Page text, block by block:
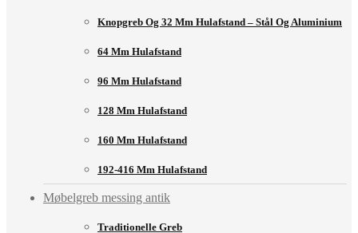
Knopgreb Og 32 Mm Hulafstand – Stål Og Aluminium
64 Mm Hulafstand
96 Mm Hulafstand
128 Mm Hulafstand
160 Mm Hulafstand
192-416 Mm Hulafstand
Møbelgreb messing antik
Traditionelle Greb